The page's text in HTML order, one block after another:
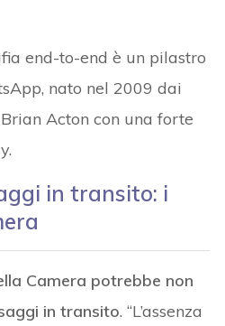
end-to-end è un pilastro
nato nel 2009 dai
Acton con una forte
in transito: i
Camera potrebbe non
in transito. “L’assenza